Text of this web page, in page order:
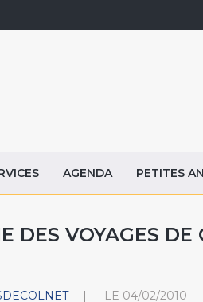
AGENDA PETITES
DES VOYAGES DE
LE 04/02/2010